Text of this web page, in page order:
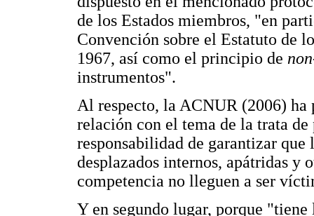
de los Estados miembros, "en
Convención sobre el Estatuto de
1967, así como el principio de
instrumentos".
Al respecto, la ACNUR (2006) ha
relación con el tema de la trata
responsabilidad de garantizar
desplazados internos, apátridas y
competencia no lleguen a ser
Y en segundo lugar, porque